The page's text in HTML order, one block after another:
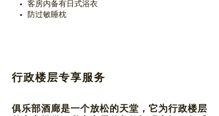
客房内备有日式浴衣
防过敏睡枕
行政楼层专享服务
俱乐部酒廊是一个放松的天堂，它为行政楼层